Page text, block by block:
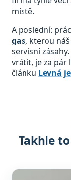
místě.
A poslední:
gas, kterou
servisní
vrátit, je za pár
článku Levná
Takhle